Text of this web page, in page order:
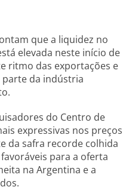
que a liquidez no
elevada neste início de
ritmo das exportações e
da indústria
do Centro de
expressivas nos preços
da safra recorde colhida
para a oferta
na Argentina e a